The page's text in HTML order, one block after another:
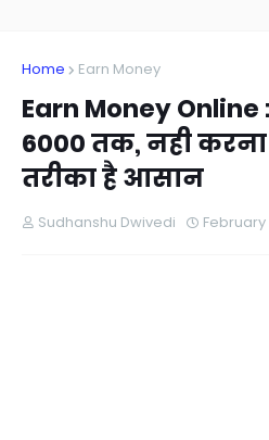
Home Earn Money
Earn Money
6000 तक, नही
तरीका है आसान
Sudhanshu Dwivedi